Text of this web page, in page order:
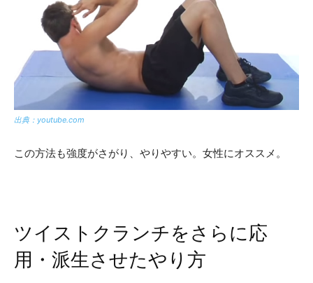
出典：youtube.com
この方法も強度がさがり、やりやすい。女性にオススメ。
ツイストクランチをさらに応
用・派生させたやり方